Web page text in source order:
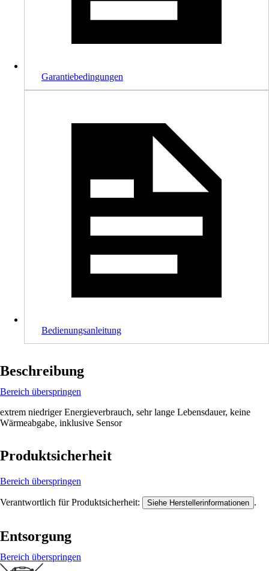
Garantiebedingungen
Bedienungsanleitung
Beschreibung
Bereich überspringen
extrem niedriger Energieverbrauch, sehr lange Lebensdauer, keine
Wärmeabgabe, inklusive Sensor
Produktsicherheit
Bereich überspringen
Verantwortlich für Produktsicherheit: Siehe Herstellerinformationen .
Entsorgung
Bereich überspringen